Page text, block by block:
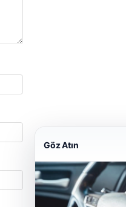
Göz Atın